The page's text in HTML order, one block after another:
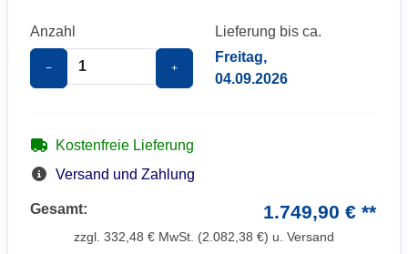
Anzahl Lieferung bis ca.
− +
Freitag,
04.09.2026
Kostenfreie Lieferung
Versand und Zahlung
Gesamt: 1.749,90 € **
zzgl. 332,48 € MwSt. (2.082,38 €) u. Versand